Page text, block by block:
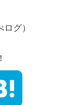
ログ）